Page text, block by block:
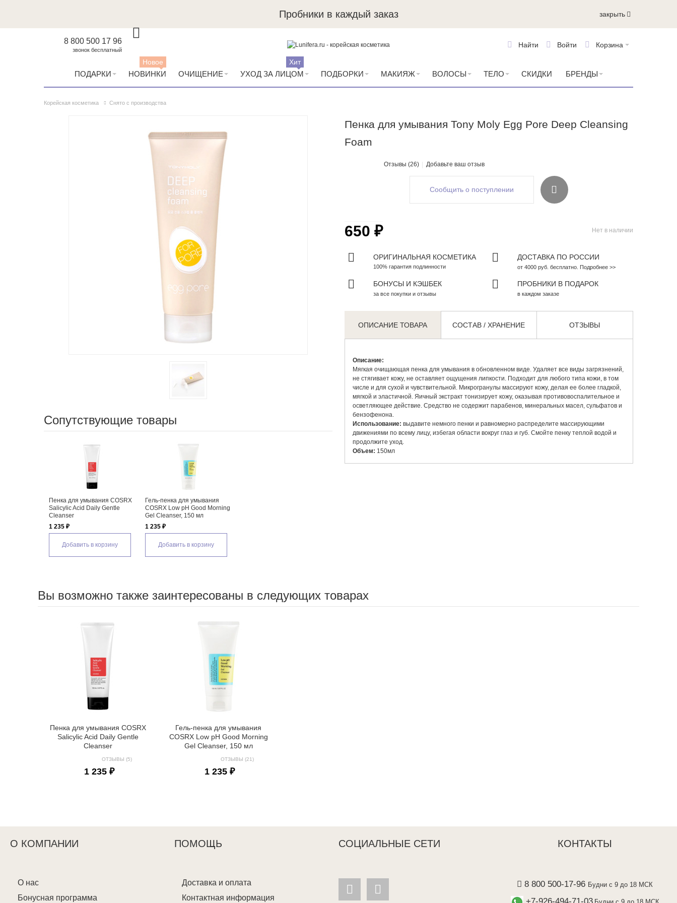
Пробники в каждый заказ закрыть
8 800 500 17 96
звонок бесплатный
Корзина
Войти
Найти
ПОДАРКИ НОВИНКИ
Новое
ОЧИЩЕНИЕ УХОД ЗА ЛИЦОМ
Хит
ПОДБОРКИ МАКИЯЖ ВОЛОСЫ ТЕЛО СКИДКИ БРЕНДЫ
Корейская косметика Снято с производства
Пенка для умывания Tony Moly Egg Pore Deep Cleansing
Foam
Отзывы (26) Добавьте ваш отзыв
Сопутствующие товары
Пенка для умывания COSRX
Salicylic Acid Daily Gentle
Cleanser
1 235 ₽
Добавить в корзину
Гель-пенка для умывания
COSRX Low pH Good Morning
Gel Cleanser, 150 мл
1 235 ₽
Добавить в корзину
Сообщить о поступлении
Нет в наличии
650 ₽
ОРИГИНАЛЬНАЯ КОСМЕТИКА
100% гарантия подлинности
ДОСТАВКА ПО РОССИИ
от 4000 руб. бесплатно. Подробнее >>
БОНУСЫ И КЭШБЕК
за все покупки и отзывы
ПРОБНИКИ В ПОДАРОК
в каждом заказе
ОПИСАНИЕ ТОВАРА СОСТАВ / ХРАНЕНИЕ ОТЗЫВЫ
Описание:
Мягкая очищающая пенка для умывания в обновленном виде. Удаляет все виды загрязнений,
не стягивает кожу, не оставляет ощущения липкости. Подходит для любого типа кожи, в том
числе и для сухой и чувствительной. Микрогранулы массируют кожу, делая ее более гладкой,
мягкой и эластичной. Яичный экстракт тонизирует кожу, оказывая противовоспалительное и
осветляющее действие. Средство не содержит парабенов, минеральных масел, сульфатов и
бензофенона.
Использование: выдавите немного пенки и равномерно распределите массирующими
движениями по всему лицу, избегая области вокруг глаз и губ. Смойте пенку теплой водой и
продолжите уход.
Объем: 150мл
Вы возможно также заинтересованы в следующих товарах
Пенка для умывания COSRX
Salicylic Acid Daily Gentle
Cleanser
ОТЗЫВЫ (5)
1 235 ₽
Гель-пенка для умывания
COSRX Low pH Good Morning
Gel Cleanser, 150 мл
ОТЗЫВЫ (21)
1 235 ₽
О КОМПАНИИ ПОМОЩЬ СОЦИАЛЬНЫЕ СЕТИ КОНТАКТЫ
О нас
Бонусная программа
Доставка и оплата
Контактная информация
8 800 500-17-96 Будни с 9 до 18 МСК